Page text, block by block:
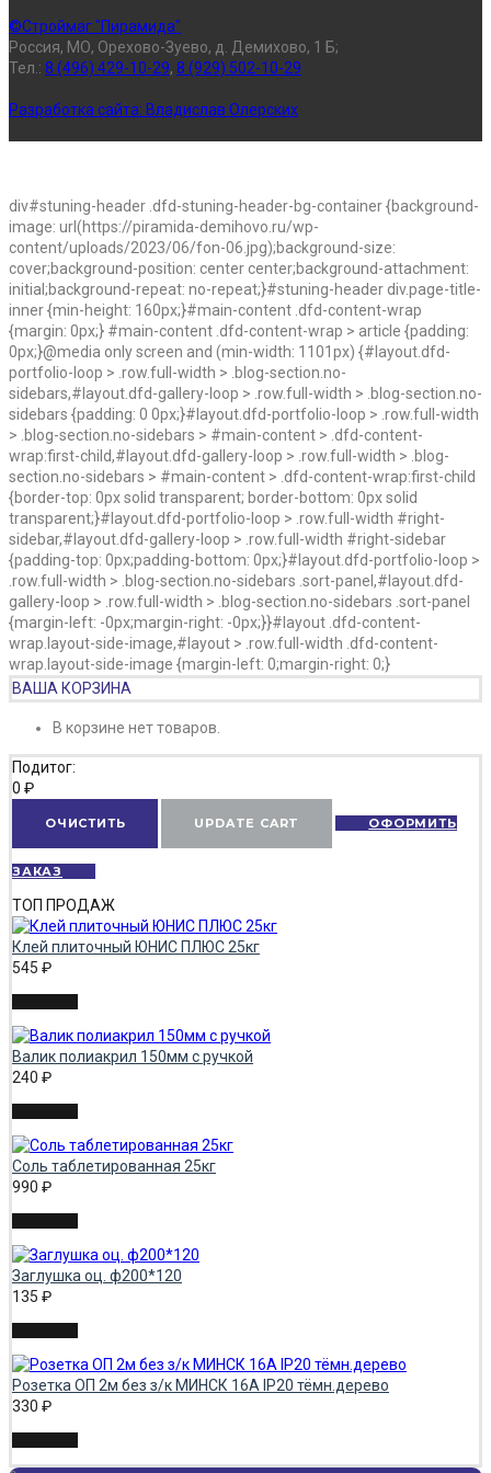
©Строймаг "Пирамида"
Россия, МО, Орехово-Зуево, д. Демихово, 1 Б;
Тел.: 8 (496) 429-10-29, 8 (929) 502-10-29
Разработка сайта: Владислав Олерских
div#stuning-header .dfd-stuning-header-bg-container {background-
image: url(https://piramida-demihovo.ru/wp-
content/uploads/2023/06/fon-06.jpg);background-size:
cover;background-position: center center;background-attachment:
initial;background-repeat: no-repeat;}#stuning-header div.page-title-
inner {min-height: 160px;}#main-content .dfd-content-wrap
{margin: 0px;} #main-content .dfd-content-wrap > article {padding:
0px;}@media only screen and (min-width: 1101px) {#layout.dfd-
portfolio-loop > .row.full-width > .blog-section.no-
sidebars,#layout.dfd-gallery-loop > .row.full-width > .blog-section.no-
sidebars {padding: 0 0px;}#layout.dfd-portfolio-loop > .row.full-width
> .blog-section.no-sidebars > #main-content > .dfd-content-
wrap:first-child,#layout.dfd-gallery-loop > .row.full-width > .blog-
section.no-sidebars > #main-content > .dfd-content-wrap:first-child
{border-top: 0px solid transparent; border-bottom: 0px solid
transparent;}#layout.dfd-portfolio-loop > .row.full-width #right-
sidebar,#layout.dfd-gallery-loop > .row.full-width #right-sidebar
{padding-top: 0px;padding-bottom: 0px;}#layout.dfd-portfolio-loop >
.row.full-width > .blog-section.no-sidebars .sort-panel,#layout.dfd-
gallery-loop > .row.full-width > .blog-section.no-sidebars .sort-panel
{margin-left: -0px;margin-right: -0px;}}#layout .dfd-content-
wrap.layout-side-image,#layout > .row.full-width .dfd-content-
wrap.layout-side-image {margin-left: 0;margin-right: 0;}
ВАША КОРЗИНА
В корзине нет товаров.
Подитог:
0 ₽
ОЧИСТИТЬ UPDATE CART ОФОРМИТЬ
ЗАКАЗ
ТОП ПРОДАЖ
Клей плиточный ЮНИС ПЛЮС 25кг
545 ₽
Валик полиакрил 150мм с ручкой
240 ₽
Соль таблетированная 25кг
990 ₽
Заглушка оц. ф200*120
135 ₽
Розетка ОП 2м без з/к МИНСК 16А IP20 тёмн.дерево
330 ₽